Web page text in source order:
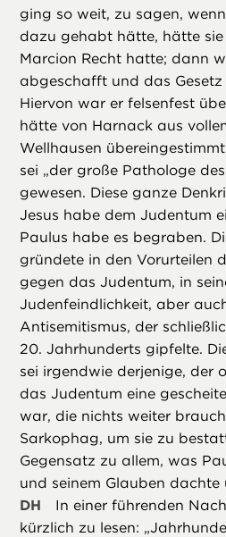
ging so weit, zu sagen,
dazu gehabt hätte, hätte
Marcion Recht hatte; dann
abgeschafft und das
Hiervon war er felsenfest
hätte von Harnack aus
Wellhausen
sei „der große Pathologe
gewesen. Diese ganze
Jesus habe dem Judentum
Paulus habe es begraben.
gründete in den Vorurteilen
gegen das Judentum, in
Judenfeindlichkeit, aber
Antisemitismus, der
20. Jahrhunderts gipfelte.
sei irgendwie derjenige, der
das Judentum eine
war, die nichts weiter
Sarkophag, um sie zu
Gegensatz zu allem, was
und seinem Glauben dachte
DH
In einer führenden
kürzlich zu lesen: